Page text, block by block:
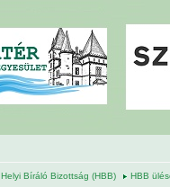
Helyi Bíráló Bizottság (HBB) HBB